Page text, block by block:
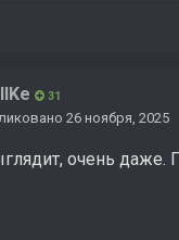
31
26 ноября, 2025
очень даже.